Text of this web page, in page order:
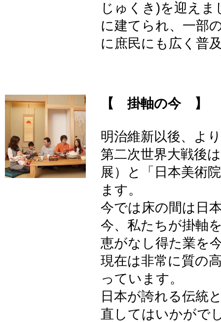
じゅくき)を迎え
に建てられ、一部
に庶民にも広く普
【 掛軸の今 】
明治維新以後、よ
第二次世界大戦後
展）と「日本美術
ます。
今では床の間は日
今、私たちが掛軸
恵がなし得た業を
現在は非常に質の
っています。
日本が誇れる伝統
直してはいかがで